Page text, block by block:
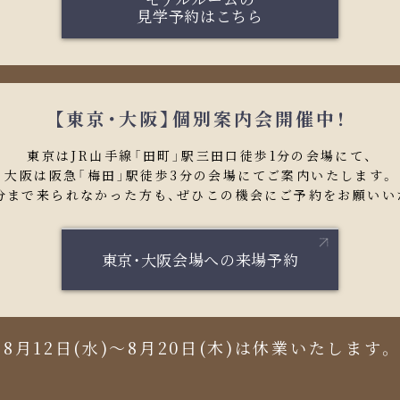
見学予約はこちら
【東京・大阪】個別案内会開催中！
東京はJR山手線 「田町」駅三田口徒歩1分の会場にて、
大阪は阪急「梅田」駅徒歩3分の 会場にてご案内いたします。
で来られなかった方も、 ぜひこの機会にご予約をお願いい
東京・大阪会場への来場予約
8月12日(水)～8月20日(木)は休業いたします。